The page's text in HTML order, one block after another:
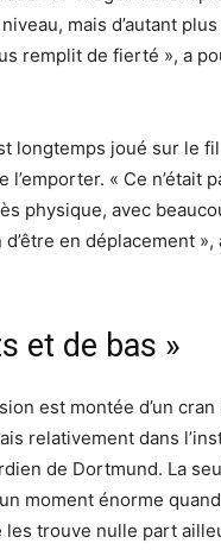
mais d’autant
remplit de fierté », a
longtemps joué sur le
« Ce n’était
physique, avec
en déplacement »,
et de bas »
est montée d’un
relativement dans
de Dortmund. La
moment énorme quand
les trouve nulle part